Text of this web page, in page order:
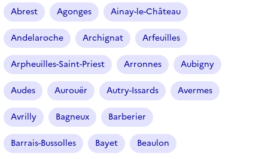
t
i
c
l
e
s
Abrest Agonges Ainay-le-Château
Andelaroche Archignat Arfeuilles
Arpheuilles-Saint-Priest Arronnes Aubigny
Audes Aurouër Autry-Issards Avermes
Avrilly Bagneux Barberier
Barrais-Bussolles Bayet Beaulon